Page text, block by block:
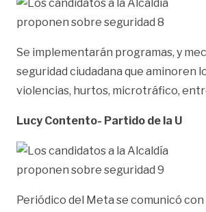
Se implementarán programas, y
seguridad ciudadana que aminoren
violencias, hurtos, microtráfico,
Lucy Contento- Partido de la U
Periódico del Meta se comunicó